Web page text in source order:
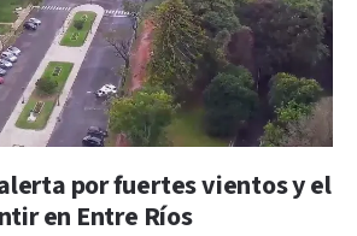
por fuertes vientos y el
en Entre Ríos